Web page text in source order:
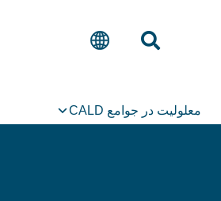
معلولیت در جوامع CALD